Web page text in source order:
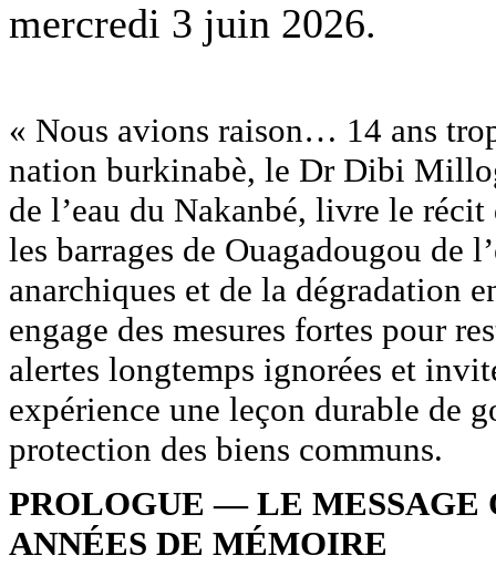
mercredi 3 juin 2026.
« Nous avions raison… 14 ans
nation burkinabè, le Dr Dibi
de l’eau du Nakanbé, livre le
les barrages de Ouagadougou de
anarchiques et de la dégradation
engage des mesures fortes pour
alertes longtemps ignorées et
expérience une leçon durable de
protection des biens communs.
PROLOGUE — LE MESSAGE
ANNÉES DE MÉMOIRE